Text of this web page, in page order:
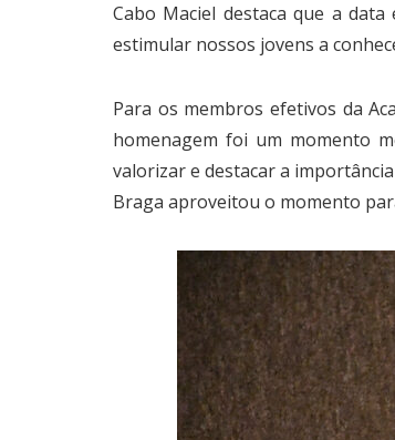
Cabo Maciel destaca que a
estimular nossos jovens a
Para os membros efetivos da
homenagem foi um momento
valorizar e destacar a
Braga aproveitou o momento